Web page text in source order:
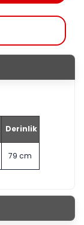
Derinlik
79 cm